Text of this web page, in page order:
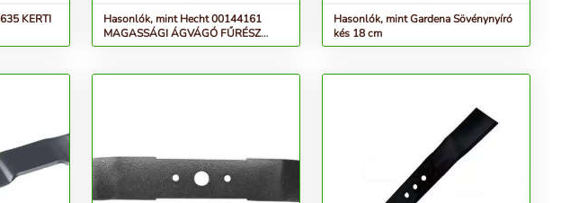
KERTI
Hasonlók, mint Hecht 00144161
MAGASSÁGI ÁGVÁGÓ FŰRÉSZ
Hecht 1441-HEZ
Hasonlók, mint Gardena Sövénynyíró
kés 18 cm